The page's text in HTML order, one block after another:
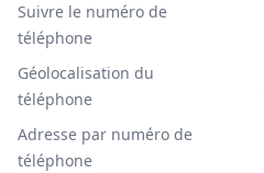
Suivre le numéro de
téléphone
Géolocalisation du
téléphone
Adresse par numéro de
téléphone